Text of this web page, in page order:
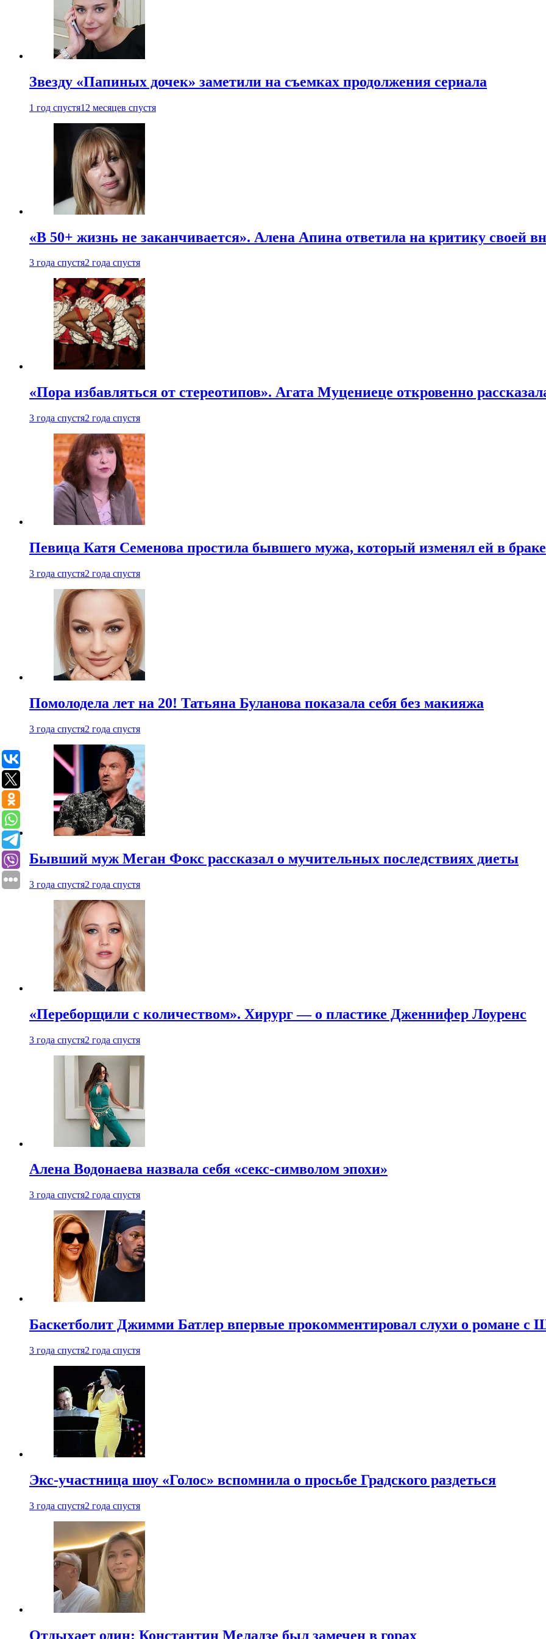
Звезду «Папиных дочек» заметили на съемках продолжения сериала
1 год спустя12 месяцев спустя
«В 50+ жизнь не заканчивается». Алена Апина ответила на критику своей
3 года спустя2 года спустя
«Пора избавляться от стереотипов». Агата Муцениеце откровенно
3 года спустя2 года спустя
Певица Катя Семенова простила бывшего мужа, который изменял ей в браке
3 года спустя2 года спустя
Помолодела лет на 20! Татьяна Буланова показала себя без макияжа
3 года спустя2 года спустя
Бывший муж Меган Фокс рассказал о мучительных последствиях диеты
3 года спустя2 года спустя
«Переборщили с количеством». Хирург — о пластике Дженнифер Лоуренс
3 года спустя2 года спустя
Алена Водонаева назвала себя «секс-символом эпохи»
3 года спустя2 года спустя
Баскетболит Джимми Батлер впервые прокомментировал слухи о романе с
3 года спустя2 года спустя
Экс-участница шоу «Голос» вспомнила о просьбе Градского раздеться
3 года спустя2 года спустя
Отдыхает один: Константин Меладзе был замечен в горах